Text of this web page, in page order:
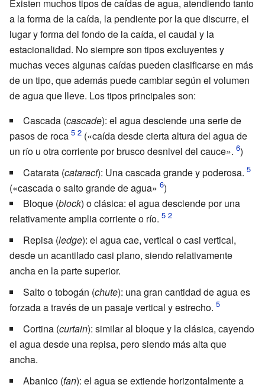
Existen muchos tipos de caídas de agua, atendiendo tanto
a la forma de la caída, la pendiente por la que discurre, el
lugar y forma del fondo de la caída, el caudal y la
estacionalidad. No siempre son tipos excluyentes y
muchas veces algunas caídas pueden clasificarse en más
de un tipo, que además puede cambiar según el volumen
de agua que lleve. Los tipos principales son:
Cascada (cascade): el agua desciende una serie de
pasos de roca
(«caída desde cierta altura del agua de
un río u otra corriente por brusco desnivel del cauce». )
Catarata (cataract): Una cascada grande y poderosa.
(«cascada o salto grande de agua» )
Bloque (block) o clásica: el agua desciende por una
relativamente amplia corriente o río.
Repisa (ledge): el agua cae, vertical o casi vertical,
desde un acantilado casi plano, siendo relativamente
ancha en la parte superior.
Salto o tobogán (chute): una gran cantidad de agua es
forzada a través de un pasaje vertical y estrecho.
Cortina (curtain): similar al bloque y la clásica, cayendo
el agua desde una repisa, pero siendo más alta que
ancha.
Abanico (fan): el agua se extiende horizontalmente a